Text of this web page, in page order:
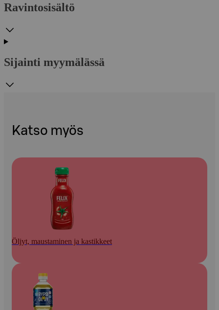
Ravintosisältö
Sijainti myymälässä
Katso myös
Öljyt, maustaminen ja kastikkeet